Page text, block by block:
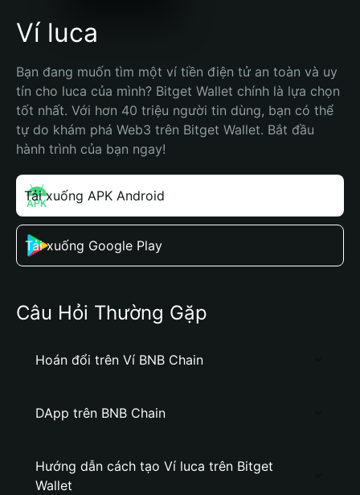
Ví luca
Bạn đang muốn tìm một ví tiền điện tử an toàn và uy
tín cho luca của mình? Bitget Wallet chính là lựa chọn
tốt nhất. Với hơn 40 triệu người tin dùng, bạn có thể
tự do khám phá Web3 trên Bitget Wallet. Bắt đầu
hành trình của bạn ngay!
Tải xuống APK Android
Tải xuống Google Play
Câu Hỏi Thường Gặp
Hoán đổi trên Ví BNB Chain
DApp trên BNB Chain
Hướng dẫn cách tạo Ví luca trên Bitget
Wallet